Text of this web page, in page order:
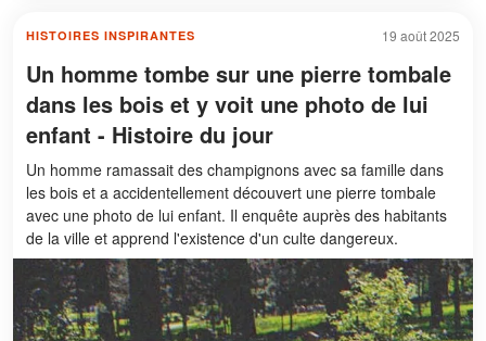
19 août 2025
HISTOIRES INSPIRANTES
Un homme tombe sur une pierre tombale
dans les bois et y voit une photo de lui
enfant - Histoire du jour
Un homme ramassait des champignons avec sa famille dans
les bois et a accidentellement découvert une pierre tombale
avec une photo de lui enfant. Il enquête auprès des habitants
de la ville et apprend l'existence d'un culte dangereux.